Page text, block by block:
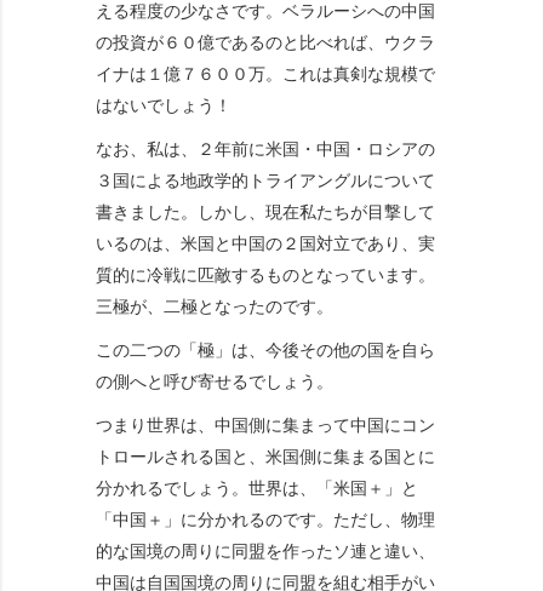
える程度の少なさです。ベラルーシへの中国
の投資が６０億であるのと比べれば、ウクラ
イナは１億７６００万。これは真剣な規模で
はないでしょう！
なお、私は、２年前に米国・中国・ロシアの
３国による地政学的トライアングルについて
書きました。しかし、現在私たちが目撃して
いるのは、米国と中国の２国対立であり、実
質的に冷戦に匹敵するものとなっています。
三極が、二極となったのです。
この二つの「極」は、今後その他の国を自ら
の側へと呼び寄せるでしょう。
つまり世界は、中国側に集まって中国にコン
トロールされる国と、米国側に集まる国とに
分かれるでしょう。世界は、「米国＋」と
「中国＋」に分かれるのです。ただし、物理
的な国境の周りに同盟を作ったソ連と違い、
中国は自国国境の周りに同盟を組む相手がい